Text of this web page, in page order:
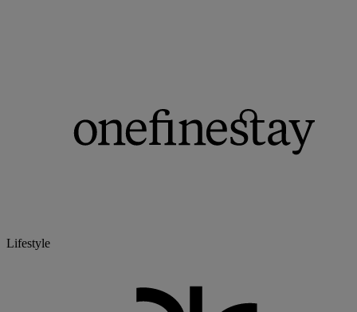
Lifestyle